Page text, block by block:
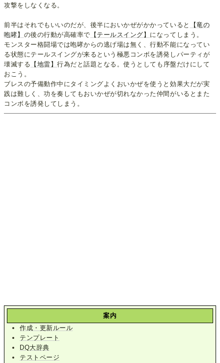
攻撃をしなくなる。
前半はそれでもいいのだが、後半においかぜがかかっていると
【竜の
咆哮】 の後の行動が高確率で 【テールスイング】 になってしまう。
モンスター格闘場では咆哮からの逃げ場は無く、行動不能になってい
る状態にテールスイングが来るという極悪コンボを誘発しパーティが
壊滅する 【地雷】行為だと話題となる。使うとしても序盤だけにして
おこう。
ブレスの予備動作中にタイミングよくおいかぜを使うと効果大だが実
践は難しく、功を奏してもおいかぜが切れなかった仲間がいるとまた
コンボを誘発してしまう。
案内
作成・更新ルール
テンプレート
DQ大辞典
テストページ